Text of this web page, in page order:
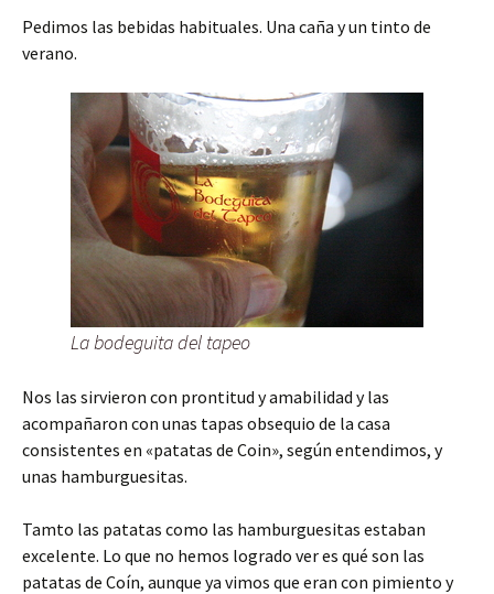
Pedimos las bebidas habituales. Una caña y un tinto de
verano.
La bodeguita del tapeo
Nos las sirvieron con prontitud y amabilidad y las
acompañaron con unas tapas obsequio de la casa
consistentes en «patatas de Coin», según entendimos, y
unas hamburguesitas.
Tamto las patatas como las hamburguesitas estaban
excelente. Lo que no hemos logrado ver es qué son las
patatas de Coín, aunque ya vimos que eran con pimiento y